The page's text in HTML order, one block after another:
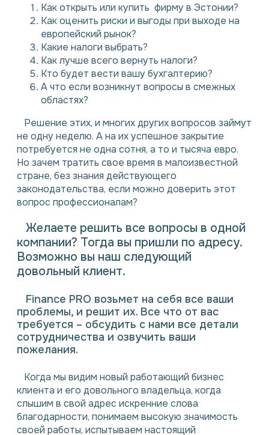
Как открыть или купить фирму в Эстонии?
Как оценить риски и выгоды при выходе на
европейский рынок?
Какие налоги выбрать?
Как лучше всего вернуть налоги?
Кто будет вести вашу бухгалтерию?
А что если возникнут вопросы в смежных
областях?
⠀Решение этих, и многих других вопросов займут
не одну неделю. А на их успешное закрытие
потребуется не одна сотня, а то и тысяча евро.
Но зачем тратить свое время в малоизвестной
стране, без знания действующего
законодательства, если можно доверить этот
вопрос профессионалам?
Желаете решить все вопросы в одной
компании? Тогда вы пришли по адресу.
Возможно вы наш следующий
довольный клиент.
Finance PRO возьмет на себя все ваши
проблемы, и решит их. Все что от вас
требуется – обсудить с нами все детали
сотрудничества и озвучить ваши
пожелания.
Когда мы видим новый работающий бизнес
клиента и его довольного владельца, когда
слышим в свой адрес искренние слова
благодарности, понимаем высокую значимость
своей работы, испытываем настоящий